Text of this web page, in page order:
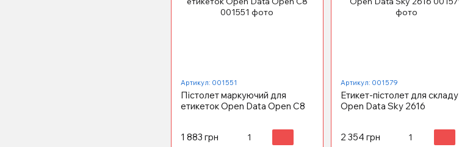
Артикул: 001551
Пістолет маркуючий для
етикеток Open Data Open C8
1 883 грн
Артикул: 001579
Етикет-пістолет для складу
Open Data Sky 2616
2 354 грн